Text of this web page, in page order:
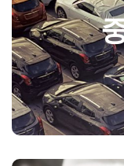
네오코리아를 통
반 패차장이나 중
금